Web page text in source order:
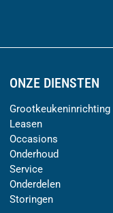
ONZE DIENSTEN
Grootkeukeninrichting
Leasen
Occasions
Onderhoud
Service
Onderdelen
Storingen